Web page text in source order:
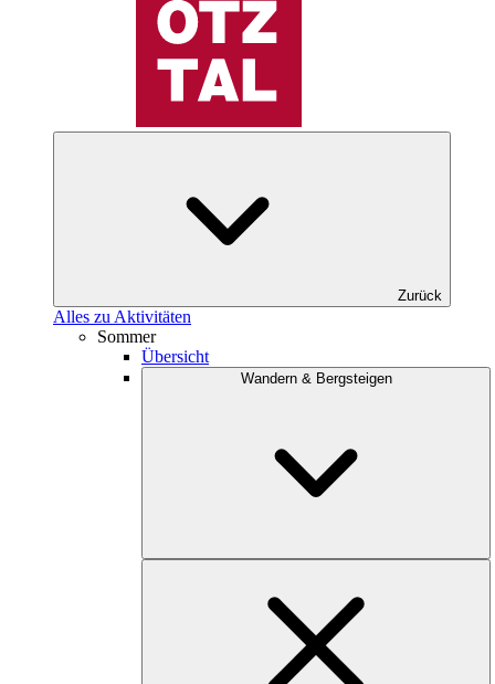
Zurück
Alles zu Aktivitäten
Sommer
Übersicht
Wandern & Bergsteigen